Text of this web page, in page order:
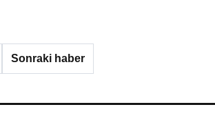
Sonraki haber